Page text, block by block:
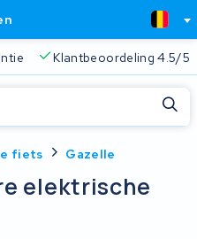
Klantbeoordeling 4.5/5
fiets Gazelle
elektrische
Sluiten
om te zoeken